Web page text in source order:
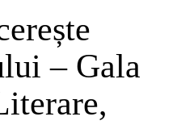
– Gala